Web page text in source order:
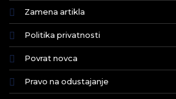
Zamena artikla
Politika privatnosti
Povrat novca
Pravo na odustajanje